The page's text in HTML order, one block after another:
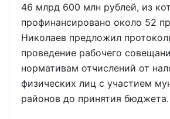
46 млрд 600 млн рублей, из
профинансировано около 52
Николаев предложил
проведение рабочего
нормативам отчислений от
физических лиц с участием
районов до принятия бюджета.